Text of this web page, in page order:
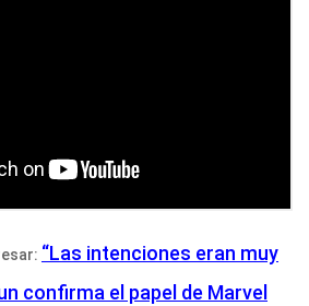
“Las intenciones eran muy
confirma el papel de Marvel